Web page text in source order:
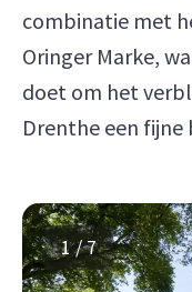
combinatie met
Oringer Marke,
doet om het
Drenthe een
1 / 7